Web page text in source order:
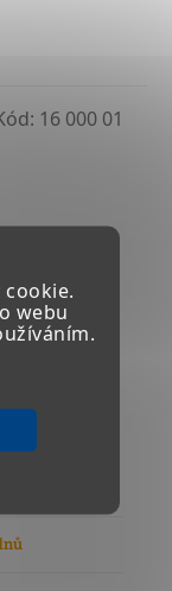
webu
(65 l sud)
16 000 01